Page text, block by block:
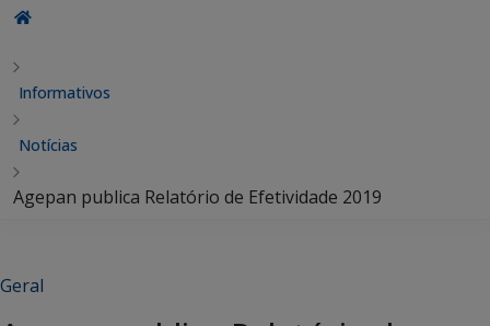
Informativos
Notícias
Agepan publica Relatório de Efetividade 2019
Geral